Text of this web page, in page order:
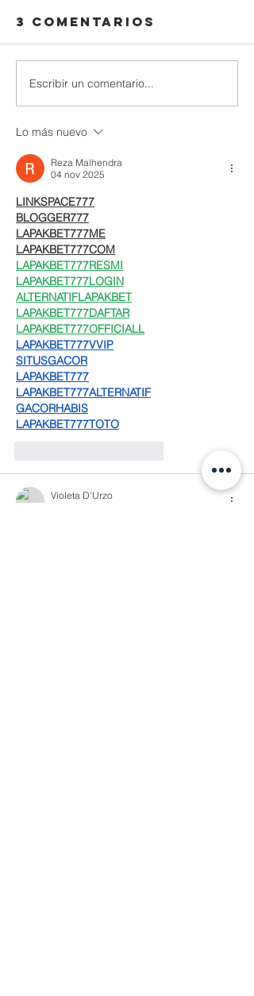
3 comentarios
Escribir un comentario...
Lo más nuevo
Reza Malhendra
04 nov 2025
LINKSPACE777
BLOGGER777
LAPAKBET777ME
LAPAKBET777COM
LAPAKBET777RESMI
LAPAKBET777LOGIN
ALTERNATIFLAPAKBET
LAPAKBET777DAFTAR
LAPAKBET777OFFICIALL
LAPAKBET777VVIP
SITUSGACOR
LAPAKBET777
LAPAKBET777ALTERNATIF
GACORHABIS
LAPAKBET777TOTO
Violeta D'Urzo